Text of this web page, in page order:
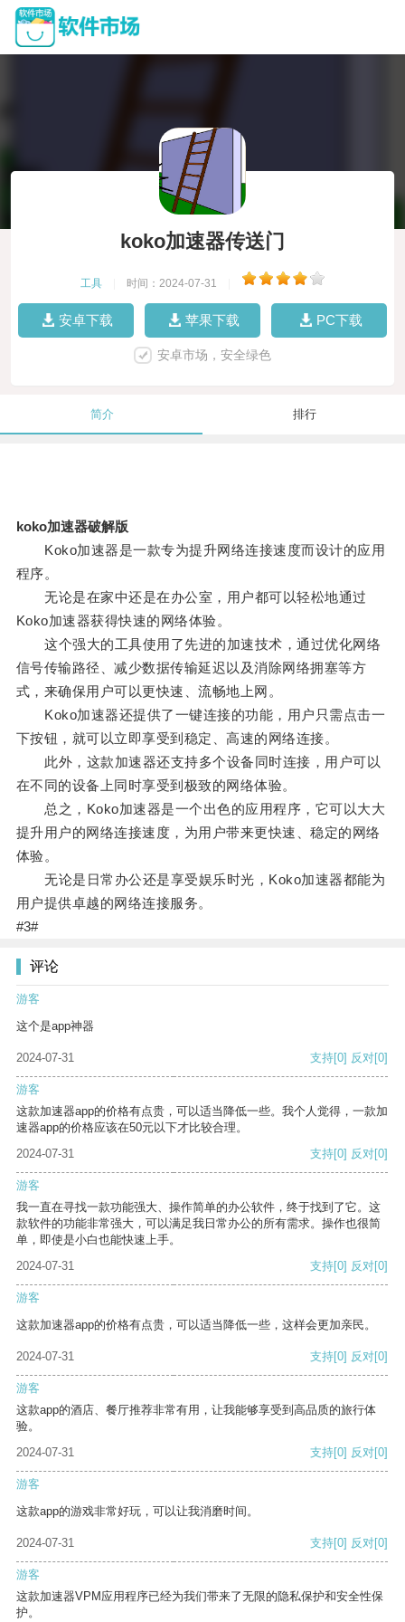
koko加速器传送门
工具 时间：2024-07-31
安卓下载 苹果下载 PC下载
安卓市场，安全绿色
简介 排行
koko加速器破解版
Koko加速器是一款专为提升网络连接速度而设计的应用
程序。
无论是在家中还是在办公室，用户都可以轻松地通过
Koko加速器获得快速的网络体验。
这个强大的工具使用了先进的加速技术，通过优化网络
信号传输路径、减少数据传输延迟以及消除网络拥塞等方
式，来确保用户可以更快速、流畅地上网。
Koko加速器还提供了一键连接的功能，用户只需点击一
下按钮，就可以立即享受到稳定、高速的网络连接。
此外，这款加速器还支持多个设备同时连接，用户可以
在不同的设备上同时享受到极致的网络体验。
总之，Koko加速器是一个出色的应用程序，它可以大大
提升用户的网络连接速度，为用户带来更快速、稳定的网络
体验。
无论是日常办公还是享受娱乐时光，Koko加速器都能为
用户提供卓越的网络连接服务。
#3#
评论
游客
这个是app神器
2024-07-31 支持[0] 反对[0]
游客
这款加速器app的价格有点贵，可以适当降低一些。我个人觉得，一款加
速器app的价格应该在50元以下才比较合理。
2024-07-31
支持[0] 反对[0]
游客
我一直在寻找一款功能强大、操作简单的办公软件，终于找到了它。这
款软件的功能非常强大，可以满足我日常办公的所有需求。操作也很简
单，即使是小白也能快速上手。
2024-07-31
支持[0] 反对[0]
游客
这款加速器app的价格有点贵，可以适当降低一些，这样会更加亲民。
2024-07-31 支持[0] 反对[0]
游客
这款app的酒店、餐厅推荐非常有用，让我能够享受到高品质的旅行体
验。
2024-07-31
支持[0] 反对[0]
游客
这款app的游戏非常好玩，可以让我消磨时间。
2024-07-31 支持[0] 反对[0]
游客
这款加速器VPM应用程序已经为我们带来了无限的隐私保护和安全性保
护。